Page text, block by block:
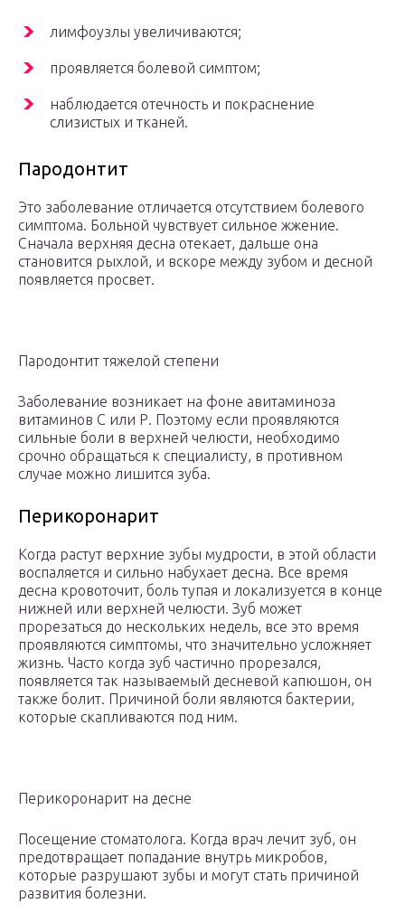
лимфоузлы увеличиваются;
проявляется болевой симптом;
наблюдается отечность и покраснение
слизистых и тканей.
Пародонтит
Это заболевание отличается отсутствием болевого
симптома. Больной чувствует сильное жжение.
Сначала верхняя десна отекает, дальше она
становится рыхлой, и вскоре между зубом и десной
появляется просвет.
Пародонтит тяжелой степени
Заболевание возникает на фоне авитаминоза
витаминов С или Р. Поэтому если проявляются
сильные боли в верхней челюсти, необходимо
срочно обращаться к специалисту, в противном
случае можно лишится зуба.
Перикоронарит
Когда растут верхние зубы мудрости, в этой области
воспаляется и сильно набухает десна. Все время
десна кровоточит, боль тупая и локализуется в конце
нижней или верхней челюсти. Зуб может
прорезаться до нескольких недель, все это время
проявляются симптомы, что значительно усложняет
жизнь. Часто когда зуб частично прорезался,
появляется так называемый десневой капюшон, он
также болит. Причиной боли являются бактерии,
которые скапливаются под ним.
Перикоронарит на десне
Посещение стоматолога. Когда врач лечит зуб, он
предотвращает попадание внутрь микробов,
которые разрушают зубы и могут стать причиной
развития болезни.